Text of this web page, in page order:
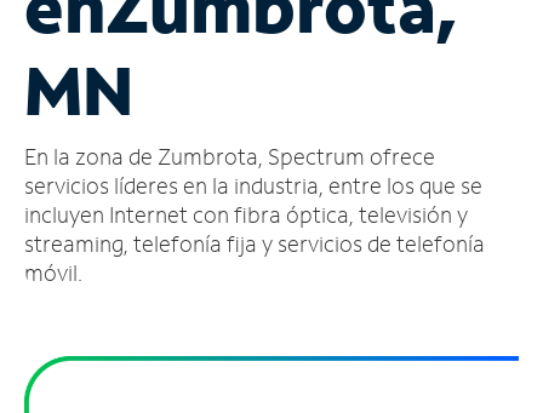
cuenta
Encuentra
tienda
MN
En la zona de Zumbrota, Spectrum ofrece
servicios líderes en la industria, entre los que se
incluyen Internet con fibra óptica, televisión y
streaming, telefonía fija y servicios de telefonía
móvil.